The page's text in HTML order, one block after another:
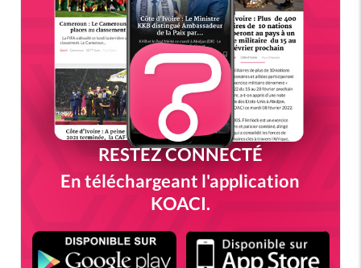
RESTEZ CONNECTÉ
En téléchargeant l'application
KOACI.